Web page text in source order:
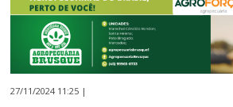
27/11/2024 11:25 |